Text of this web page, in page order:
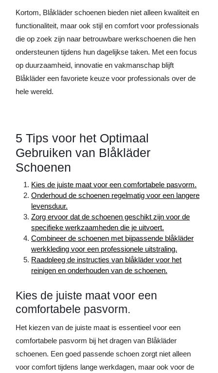
Kortom, Blåkläder schoenen bieden niet alleen kwaliteit en
functionaliteit, maar ook stijl en comfort voor professionals
die op zoek zijn naar betrouwbare werkschoenen die hen
ondersteunen tijdens hun dagelijkse taken. Met een focus
op duurzaamheid, innovatie en vakmanschap blijft
Blåkläder een favoriete keuze voor professionals over de
hele wereld.
5 Tips voor het Optimaal
Gebruiken van Blåkläder
Schoenen
Kies de juiste maat voor een comfortabele pasvorm.
Onderhoud de schoenen regelmatig voor een langere
levensduur.
Zorg ervoor dat de schoenen geschikt zijn voor de
specifieke werkzaamheden die je uitvoert.
Combineer de schoenen met bijpassende blåkläder
werkkleding voor een professionele uitstraling.
Raadpleeg de instructies van blåkläder voor het
reinigen en onderhouden van de schoenen.
Kies de juiste maat voor een
comfortabele pasvorm.
Het kiezen van de juiste maat is essentieel voor een
comfortabele pasvorm bij het dragen van Blåkläder
schoenen. Een goed passende schoen zorgt niet alleen
voor comfort tijdens lange werkdagen, maar ook voor de